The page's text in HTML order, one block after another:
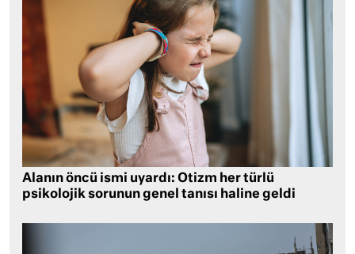
Alanın öncü ismi uyardı: Otizm her türlü
psikolojik sorunun genel tanısı haline geldi